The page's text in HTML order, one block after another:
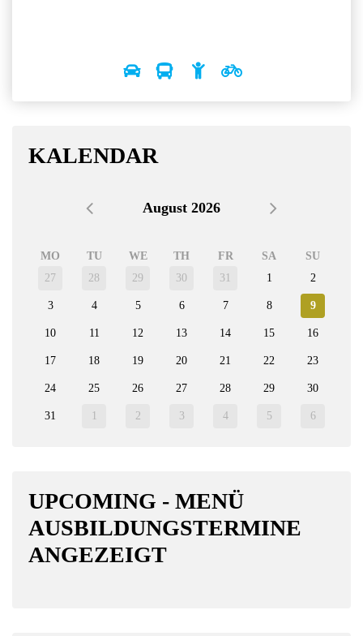
KALENDAR
August 2026
MO TU WE TH FR SA
SU
27
28 29 30 31 1 2
3 4 5 6 7 8 9
10 11 12 13 14 15 16
17 18 19 20 21 22 23
24 25 26 27 28 29 30
31 1 2 3 4 5 6
UPCOMING - MENÜ
AUSBILDUNGSTERMINE
ANGEZEIGT